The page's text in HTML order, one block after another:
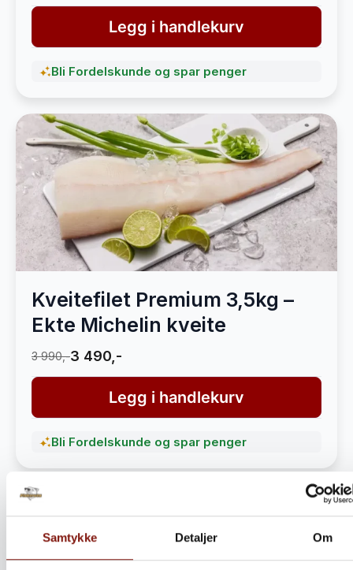
Samtykke Detaljer Om
Legg i handlekurv
Bli Fordelskunde og spar penger
Kveitefilet Premium 3,5kg –
Ekte Michelin kveite
3 990,-3 490,-
Legg i handlekurv
Bli Fordelskunde og spar penger